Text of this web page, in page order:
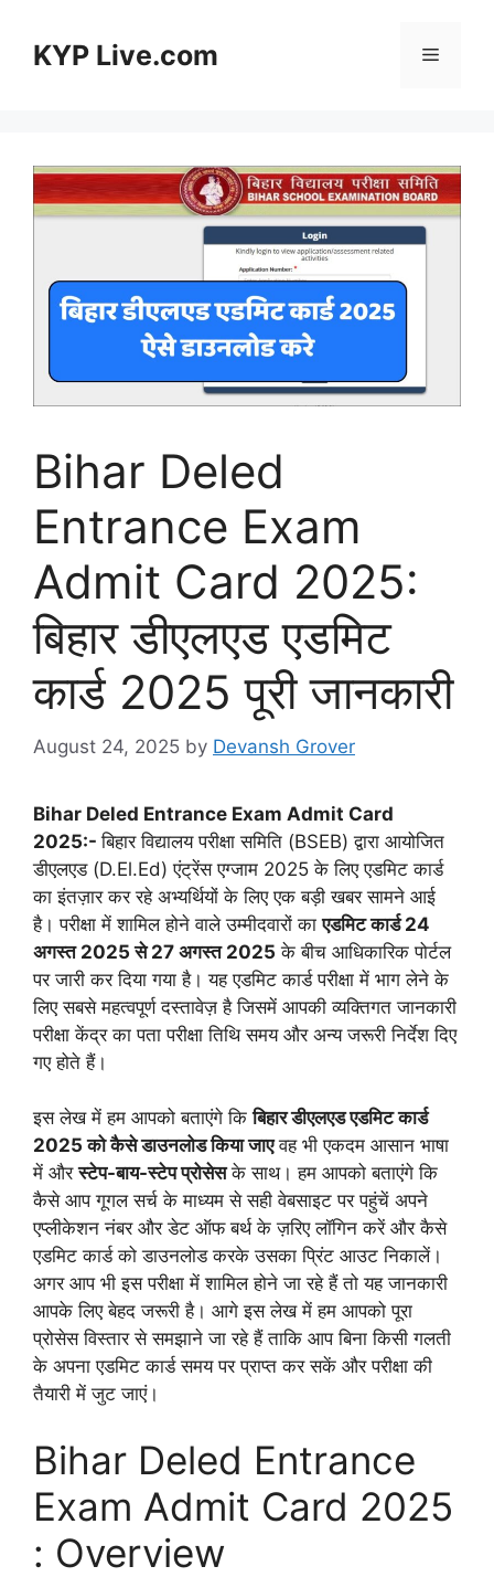
contentKYP Live.com Menu
Bihar Deled
Entrance Exam
Admit Card 2025:
बिहार डीएलएड एडमिट
कार्ड 2025 पूरी जानकारी
August 24, 2025 by Devansh Grover
Bihar Deled Entrance Exam Admit Card
2025:-बिहार विद्यालय परीक्षा समिति (BSEB) द्वारा आयोजित
डीएलएड (D.El.Ed) एंट्रेंस एग्जाम 2025 के लिए एडमिट कार्ड
का इंतज़ार कर रहे अभ्यर्थियों के लिए एक बड़ी खबर सामने आई
है। परीक्षा में शामिल होने वाले उम्मीदवारों काएडमिट कार्ड 24
अगस्त 2025 से 27 अगस्त 2025 के बीच आधिकारिक पोर्टल
पर जारी कर दिया गया है। यह एडमिट कार्ड परीक्षा में भाग लेने के
लिए सबसे महत्वपूर्ण दस्तावेज़ है जिसमें आपकी व्यक्तिगत जानकारी
परीक्षा केंद्र का पता परीक्षा तिथि समय और अन्य जरूरी निर्देश दिए
गए होते हैं।
इस लेख में हम आपको बताएंगे किबिहार डीएलएड एडमिट कार्ड
2025 को कैसे डाउनलोड किया जाएवह भी एकदम आसान भाषा
में औरस्टेप-बाय-स्टेप प्रोसेसके साथ। हम आपको बताएंगे कि
कैसे आप गूगल सर्च के माध्यम से सही वेबसाइट पर पहुंचें अपने
एप्लीकेशन नंबर और डेट ऑफ बर्थ के ज़रिए लॉगिन करें और कैसे
एडमिट कार्ड को डाउनलोड करके उसका प्रिंट आउट निकालें।
अगर आप भी इस परीक्षा में शामिल होने जा रहे हैं तो यह जानकारी
आपके लिए बेहद जरूरी है। आगे इस लेख में हम आपको पूरा
प्रोसेस विस्तार से समझाने जा रहे हैं ताकि आप बिना किसी गलती
के अपना एडमिट कार्ड समय पर प्राप्त कर सकें और परीक्षा की
तैयारी में जुट जाएं।
Bihar Deled Entrance
Exam Admit Card 2025
: Overview